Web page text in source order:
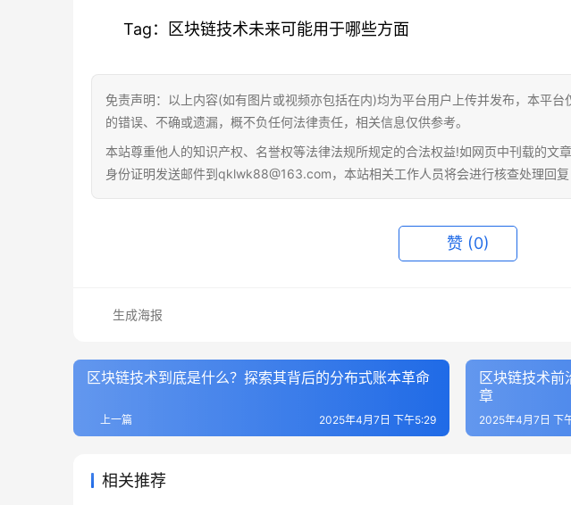
Tag：区块链技术未来可能用于哪些方面
免责声明：以上内容(如有图片或视频亦包括在内)均为平台用户上传并发布，本平
的错误、不确或遗漏，概不负任何法律责任，相关信息仅供参考。
本站尊重他人的知识产权、名誉权等法律法规所规定的合法权益!如网页中刊载的文
身份证明发送邮件到qklwk88@163.com，本站相关工作人员将会进行核查处理回复
赞 (0)
生成海报
区块链技术到底是什么？探索其背后的分布式账本革命
上一篇 2025年4月7日 下午5:29
区块链技术前
章
2025年4月7日 下
相关推荐